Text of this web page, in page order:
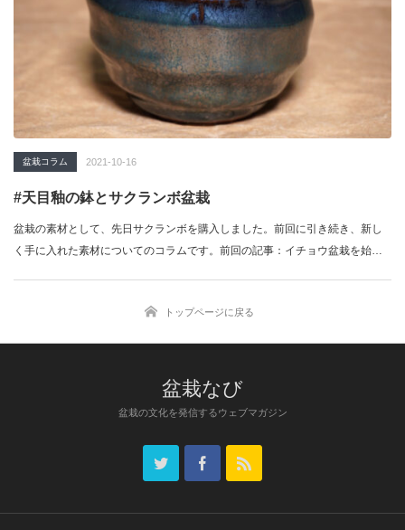
盆栽コラム 2021-10-16
#天目釉の鉢とサクランボ盆栽
盆栽の素材として、先日サクランボを購入しました。前回に引き続き、新し
く手に入れた素材についてのコラムです。前回の記事：イチョウ盆栽を始め
トップページに戻る
盆栽なび
盆栽の文化を発信するウェブマガジン